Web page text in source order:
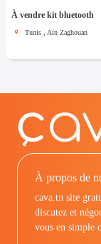
À vendre kit bluetooth
Tunis , Ain Zaghouan
À propos de
cava.tn site
discutez et
vous en simple